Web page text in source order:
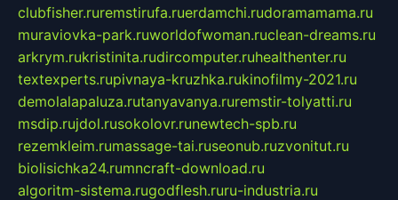
clubfisher.ruremstirufa.ruerdamchi.rudoramamama.ru
muraviovka-park.ruworldofwoman.ruclean-dreams.ru
arkrym.rukristinita.rudircomputer.ruhealthenter.ru
textexperts.rupivnaya-kruzhka.rukinofilmy-2021.ru
demolalapaluza.rutanyavanya.ruremstir-tolyatti.ru
msdip.rujdol.rusokolovr.runewtech-spb.ru
rezemkleim.rumassage-tai.ruseonub.ruzvonitut.ru
biolisichka24.rumncraft-download.ru
algoritm-sistema.rugodflesh.ruru-industria.ru